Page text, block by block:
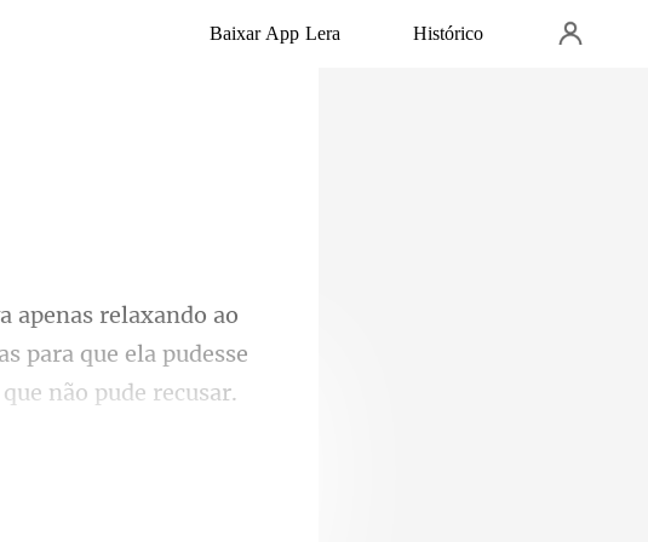
Baixar App Lera Histórico
para que ela pudess